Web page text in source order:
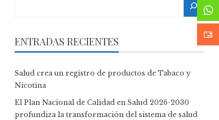
ENTRADAS RECIENTES
Salud crea un registro de productos de Tabaco y
Nicotina
El Plan Nacional de Calidad en Salud 2026-2030
profundiza la transformación del sistema de salud